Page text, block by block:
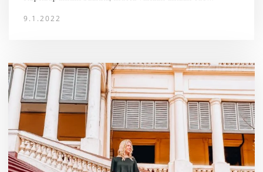
9.1.2022